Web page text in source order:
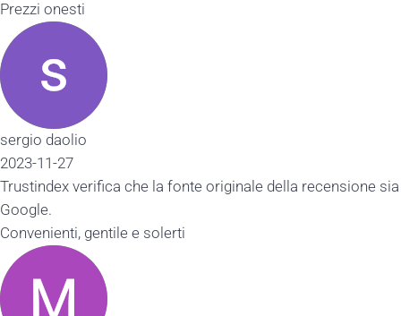
verifica che la fonte originale della recensione sia
gentile e solerti